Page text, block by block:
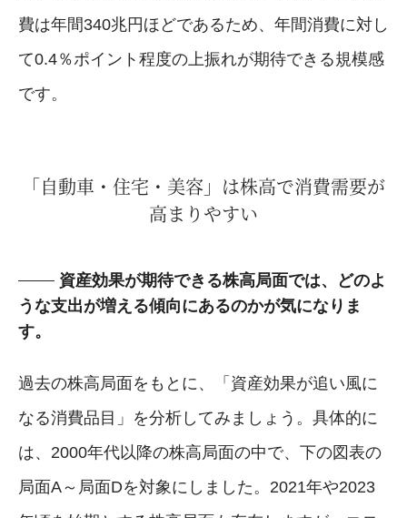
費は年間340兆円ほどであるため、年間消費に対し
て0.4％ポイント程度の上振れが期待できる規模感
です。
「自動車・住宅・美容」は株高で消費需要が
高まりやすい
資産効果が期待できる株高局面では、どのよ
うな支出が増える傾向にあるのかが気になりま
す。
過去の株高局面をもとに、「資産効果が追い風に
なる消費品目」を分析してみましょう。具体的に
は、2000年代以降の株高局面の中で、下の図表の
局面A～局面Dを対象にしました。2021年や2023